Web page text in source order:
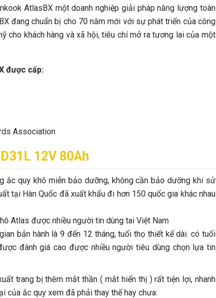
AtlasBX một doanh nghiệp giải pháp năng lượng toàn
đang chuẩn bị cho 70 năm mới với sự phát triển của công
cho khách hàng và xã hội, tiêu chí mở ra tương lai của một
được cấp:
Association
12V 80Ah
ắc quy khô miễn bảo dưỡng, không cần bảo dưỡng khi sử
tại Hàn Quốc đã xuất khẩu đi hơn 150 quốc gia khác nhau
Atlas được nhiều người tin dùng tai Việt Nam
bản hành là 9 đến 12 tháng, tuổi thọ thiết kế dài. có tuổi
đánh giá cao được nhiều người tiêu dùng chọn lựa tin
trang bị thêm mắt thần ( mắt hiển thị ) rất tiện lợi, nhanh
của ắc quy xem đã phải thay thế hay chưa: